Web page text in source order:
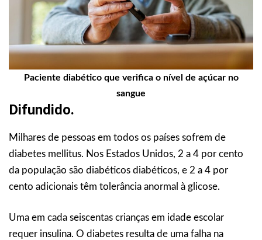
Paciente diabético que verifica o nível de açúcar no
sangue
Difundido.
Milhares de pessoas em todos os países sofrem de
diabetes mellitus. Nos Estados Unidos, 2 a 4 por cento
da população são diabéticos diabéticos, e 2 a 4 por
cento adicionais têm tolerância anormal à glicose.
Uma em cada seiscentas crianças em idade escolar
requer insulina. O diabetes resulta de uma falha na